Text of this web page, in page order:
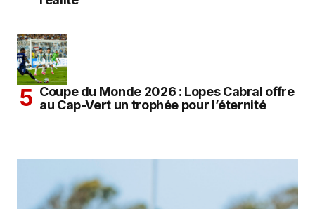
Coupe du Monde 2026 : Lopes Cabral offre
au Cap-Vert un trophée pour l’éternité